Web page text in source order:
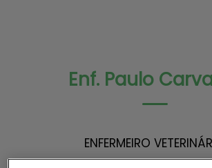
Enf. Paulo
ENFERMEIRO